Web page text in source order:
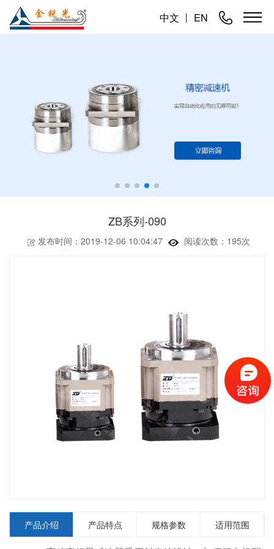
中文 丨 EN
ZB系列-090
发布时间：2019-12-06 10:04:47 阅读次数： 195次
产品介绍 产品特点 规格参数 适用范围